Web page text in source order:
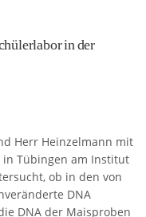
in der
Herr Heinzelmann mit
Tübingen am Institut
ob in den von
DNA
DNA der Maisproben